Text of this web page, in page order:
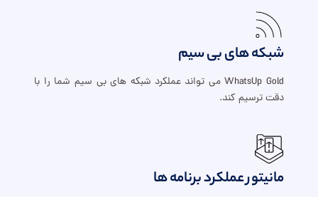
مانیتور عملکرد برنامه ها
شبکه های بی سیم
WhatsUp Gold می تواند عملکرد شبکه های بی سیم شما را با
دقت ترسیم کند.